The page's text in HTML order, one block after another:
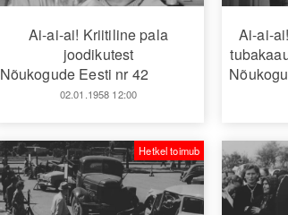
Ai-ai-ai! Kriitiline pala
joodikutest
Nõukogude Eesti nr 42
02.01.1958 12:00
Ai-ai-
Hetkel toimub